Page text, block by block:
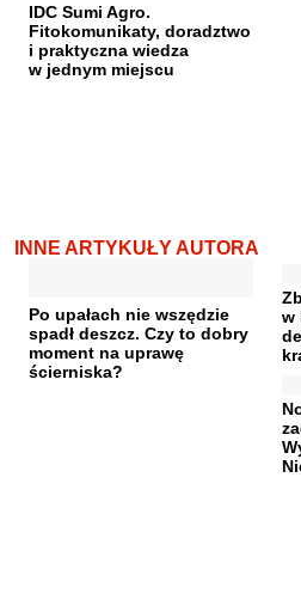
IDC Sumi Agro.
Fitokomunikaty, doradztwo
i praktyczna wiedza
w jednym miejscu
INNE ARTYKUŁY AUTORA
Po upałach nie wszędzie
spadł deszcz. Czy to dobry
moment na uprawę
ścierniska?
w